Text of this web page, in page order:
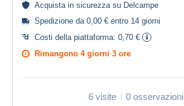
Acquista in sicurezzasu Delcampe
Spedizione da 0,00 € entro 14 giorni
Costi della piattaforma: 0,70 €
Rimangono 4 giorni 3 ore
6 visite 0 osservazioni